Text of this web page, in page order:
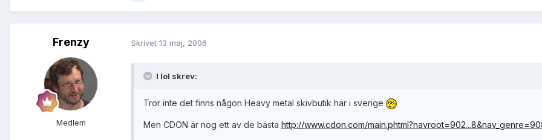
Frenzy
Medlem
Skrivet 13 maj, 2006
I lol skrev:
Tror inte det finns någon Heavy metal skivbutik här i sverige
Men CDON är nog ett av de bästa http://www.cdon.com/